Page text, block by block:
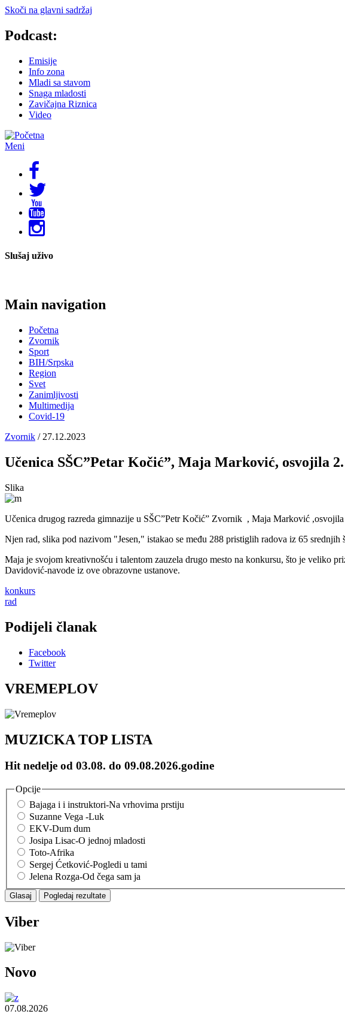
Skoči na glavni sadržaj
Podcast:
Emisije
Info zona
Mladi sa stavom
Snaga mladosti
Zavičajna Riznica
Video
Meni
Slušaj uživo
Main navigation
Početna
Zvornik
Sport
BIH/Srpska
Region
Svet
Zanimljivosti
Multimedija
Covid-19
Zvornik / 27.12.2023
Učenica SŠC”Petar Kočić”, Maja Marković, osvojila
Slika
Učenica drugog razreda gimnazije u SŠC”Petr Kočić” Zvornik , Maja Marković
Njen rad, slika pod nazivom "Jesen," istakao se među 288 pristiglih radova iz 65
Maja je svojom kreativnošću i talentom zauzela drugo mesto na konkursu, što je veliko
Davidović-navode iz ove obrazovne ustanove.
konkurs
rad
Podijeli članak
Facebook
Twitter
VREMEPLOV
MUZICKA TOP LISTA
Hit nedelje od 03.08. do 09.08.2026.godine
Opcije
Bajaga i i instruktori-Na vrhovima prstiju
Suzanne Vega -Luk
EKV-Dum dum
Josipa Lisac-O jednoj mladosti
Toto-Afrika
Sergej Ćetković-Pogledi u tami
Jelena Rozga-Od čega sam ja
Viber
Novo
07.08.2026